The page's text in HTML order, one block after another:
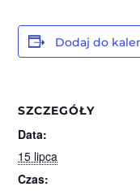
Dodaj do
SZCZEGÓŁY
Data:
15 lipca
Czas: